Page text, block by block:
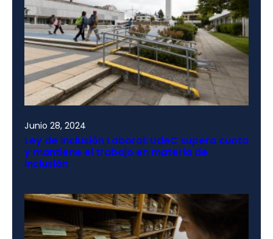
Junio 28, 2024
Ley de Inclusión Laboral: UdeC supera cuota
y mantiene el trabajo en materia de
inclusión